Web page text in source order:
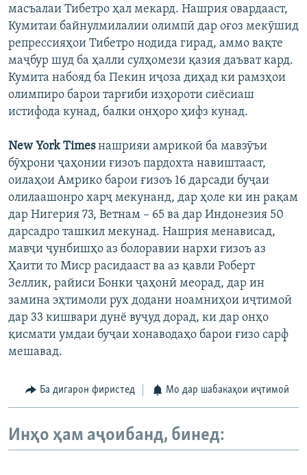
масъалаи Тибетро ҳал мекард. Нашрия овардааст,
Кумитаи байнулмилалии олимпӣ дар оғоз мекӯшид
репрессияҳои Тибетро нодида гирад, аммо вақте
маҷбур шуд ба ҳалли сулҳомези қазия даъват кард.
Кумита набояд ба Пекин иҷоза диҳад ки рамзҳои
олимпиро барои тарғиби изҳороти сиёсиаш
истифода кунад, балки онҳоро ҳифз кунад.
New York Timesнашрияи амрикоӣ ба мавзӯъи
бӯҳрони ҷаҳонии ғизоъ пардохта навиштааст,
оилаҳои Амрико барои ғизоъ 16 дарсади буҷаи
олилаашонро харҷ мекунанд, дар ҳоле ки ин рақам
дар Нигерия 73, Ветнам – 65 ва дар Индонезия 50
дарсадро ташкил мекунад. Нашрия менависад,
мавҷи ҷунбишҳо аз болоравии нархи ғизоъ аз
Ҳаити то Миср расидааст ва аз қавли Роберт
Зеллик, райиси Бонки ҷаҳонӣ меорад, дар ин
замина эҳтимоли рух додани ноамниҳои иҷтимоӣ
дар 33 кишвари дунё вуҷуд дорад, ки дар онҳо
қисмати умдаи буҷаи хонаводаҳо барои ғизо сарф
мешавад.
Ба дигарон фиристед Мо дар шабакаҳои иҷтимоӣ
Инҳо ҳам аҷоибанд, бинед: